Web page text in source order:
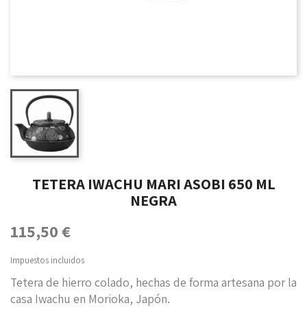
TETERA IWACHU MARI ASOBI 650 ML
NEGRA
115,50 €
Impuestos incluidos
Tetera de hierro colado, hechas de forma artesana por la
casa Iwachu en Morioka, Japón.